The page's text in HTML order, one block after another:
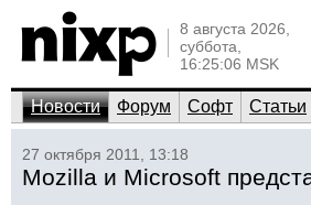
8 августа 2026,
суббота,
16:25:06 MSK
Новости Форум Софт Статьи
27 октября 2011, 13:18
Mozilla и Microsoft